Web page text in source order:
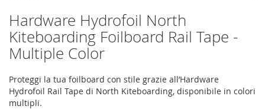
Hardware Hydrofoil North
Kiteboarding Foilboard Rail Tape -
Multiple Color
Proteggi la tua foilboard con stile grazie all’Hardware
Hydrofoil Rail Tape di North Kiteboarding, disponibile in colori
multipli.